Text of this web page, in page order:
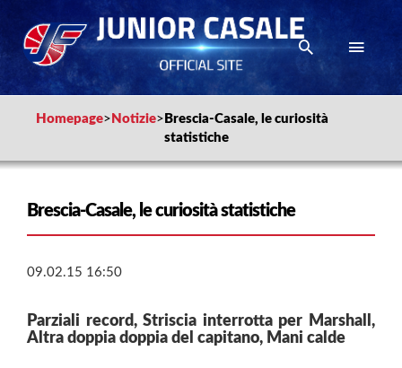
Homepage> Notizie> Brescia-Casale, le curiosità
statistiche
Brescia-Casale, le curiosità statistiche
09.02.15 16:50
Parziali record, Striscia interrotta per Marshall,
Altra doppia doppia del capitano, Mani calde